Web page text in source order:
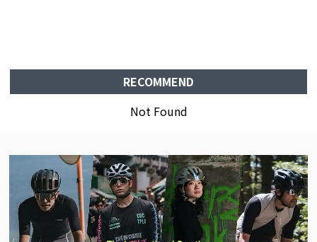
RECOMMEND
Not Found